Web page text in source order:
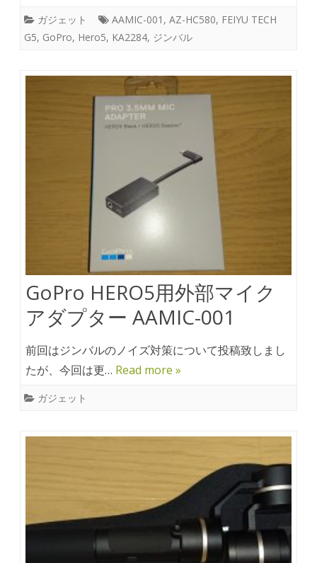
ガジェット AAMIC-001 , AZ-HC580, FEIYU TECH
G5, GoPro, Hero5, KA2284, ジンバル
GoPro HERO5用外部マイク
アダプター AAMIC-001
前回はジンバルのノイズ対策について投稿致しまし
たが、今回は更… Read more »
ガジェット